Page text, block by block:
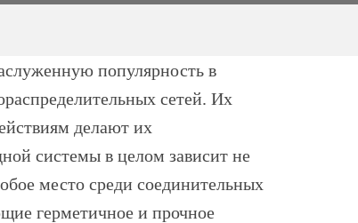
популярность в
сетей. Их
делают их
системы в целом зависит не
место среди соединительных
герметичное и прочное